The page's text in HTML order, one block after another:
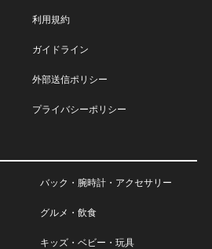
利用規約
ガイドライン
外部送信ポリシー
プライバシーポリシー
バック・腕時計・アクセサリー
グルメ・飲食
キッズ・ベビー・玩具